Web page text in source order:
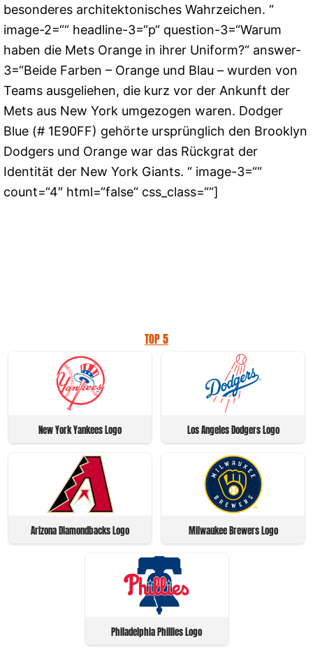
besonderes architektonisches Wahrzeichen. “
image-2=““ headline-3=“p“ question-3=“Warum
haben die Mets Orange in ihrer Uniform?“ answer-
3=“Beide Farben – Orange und Blau – wurden von
Teams ausgeliehen, die kurz vor der Ankunft der
Mets aus New York umgezogen waren. Dodger
Blue (# 1E90FF) gehörte ursprünglich den Brooklyn
Dodgers und Orange war das Rückgrat der
Identität der New York Giants. “ image-3=““
count=“4″ html=“false“ css_class=““]
TOP 5
New York Yankees Logo Los Angeles Dodgers Logo
Arizona Diamondbacks Logo Milwaukee Brewers Logo
Philadelphia Phillies Logo